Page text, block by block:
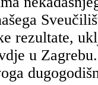
rezultate,
u